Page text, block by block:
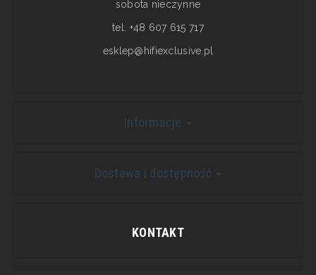
sobota nieczynne
tel. +48 607 615 717
esklep@hifiexclusive.pl
Informacje
Dostawa i dostępność
KONTAKT